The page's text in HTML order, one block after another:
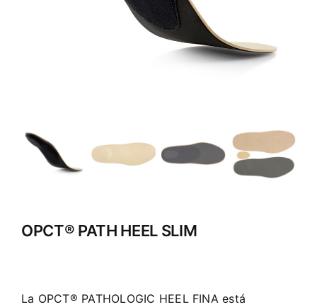
OPCT® PATH HEEL SLIM
La OPCT® PATHOLOGIC HEEL FINA está